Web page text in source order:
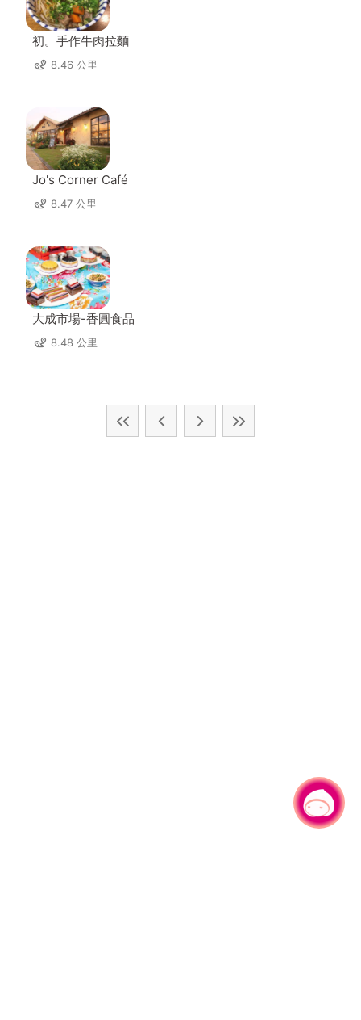
初。手作牛肉拉麵
8.46 公里
Jo's Corner Café
8.47 公里
大成市場-香圓食品
8.48 公里